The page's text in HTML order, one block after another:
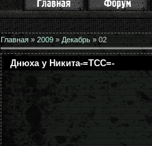
Главная » 2009 » Декабрь » 02
Днюха у Никита-=ТСС=-